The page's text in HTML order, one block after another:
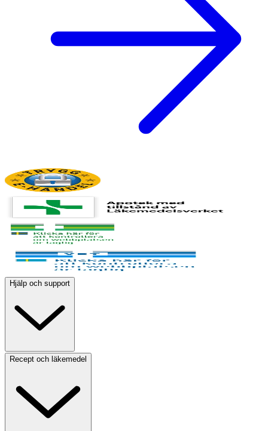
Hjälp och support
Recept och läkemedel